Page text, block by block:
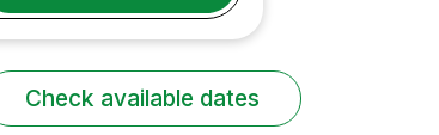
Check available dates